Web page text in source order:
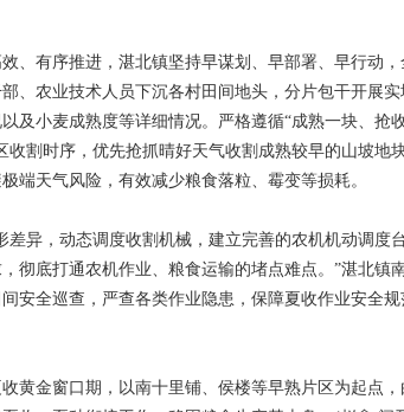
有序推进，湛北镇坚持早谋划、早部署、早行动，
、农业技术人员下沉各村田间地头，分片包干开展实
及小麦成熟度等详细情况。严格遵循“成熟一块、抢
割时序，优先抢抓晴好天气收割成熟较早的山坡地
端天气风险，有效减少粮食落粒、霉变等损耗。
，动态调度收割机械，建立完善的农机机动调度台
彻底打通农机作业、粮食运输的堵点难点。”湛北镇
安全巡查，严查各类作业隐患，保障夏收作业安全规
金窗口期，以南十里铺、侯楼等早熟片区为起点，